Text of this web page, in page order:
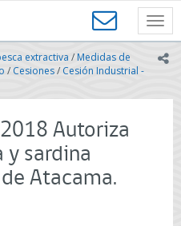
extractiva / Medidas de
/ Cesiones/ Cesión Industrial -
Autoriza
y sardina
Atacama.